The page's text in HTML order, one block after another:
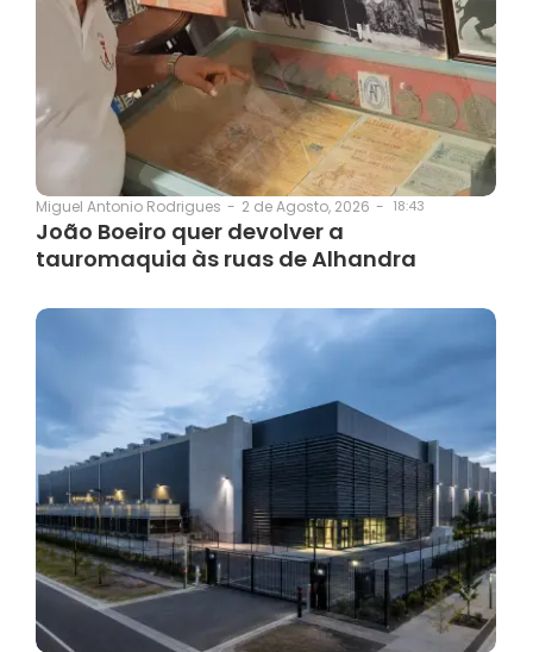
Miguel Antonio Rodrigues - 2 de Agosto, 2026 - 18:43
João Boeiro quer devolver a
tauromaquia às ruas de Alhandra